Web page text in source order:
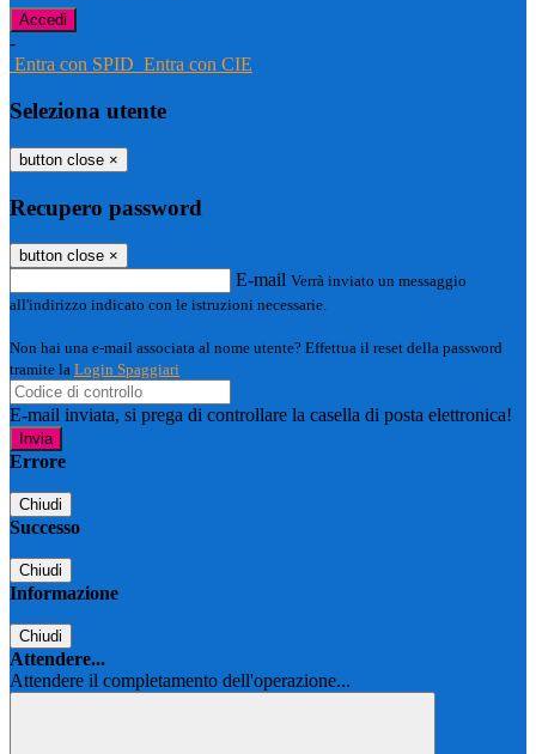
-
Entra con SPID Entra con CIE
Seleziona utente
button close ×
Recupero password
button close ×
E-mail Verrà inviato un messaggio
all'indirizzo indicato con le istruzioni necessarie.
Non hai una e-mail associata al nome utente? Effettua il reset della password
tramite la Login Spaggiari
E-mail inviata, si prega di controllare la casella di posta elettronica!
Errore
Chiudi
Successo
Chiudi
Informazione
Chiudi
Attendere...
Attendere il completamento dell'operazione...